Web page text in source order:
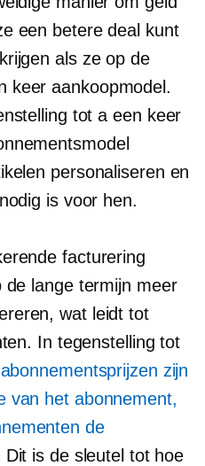
een betere deal kunt
als ze op de
keer aankoopmodel.
tot aeen keer
personaliseren en
is voor hen.
facturering
lange termijn meer
wat leidt tot
In tegenstelling tot
zijn
van het abonnement,
de
Dit is de sleutel tot hoe